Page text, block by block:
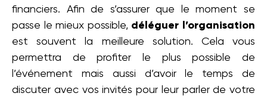
financiers. Afin de s’assurer que le moment se
passe le mieux possible, déléguer l’organisation
est souvent la meilleure solution. Cela vous
permettra de profiter le plus possible de
l’événement mais aussi d’avoir le temps de
discuter avec vos invités pour leur parler de votre